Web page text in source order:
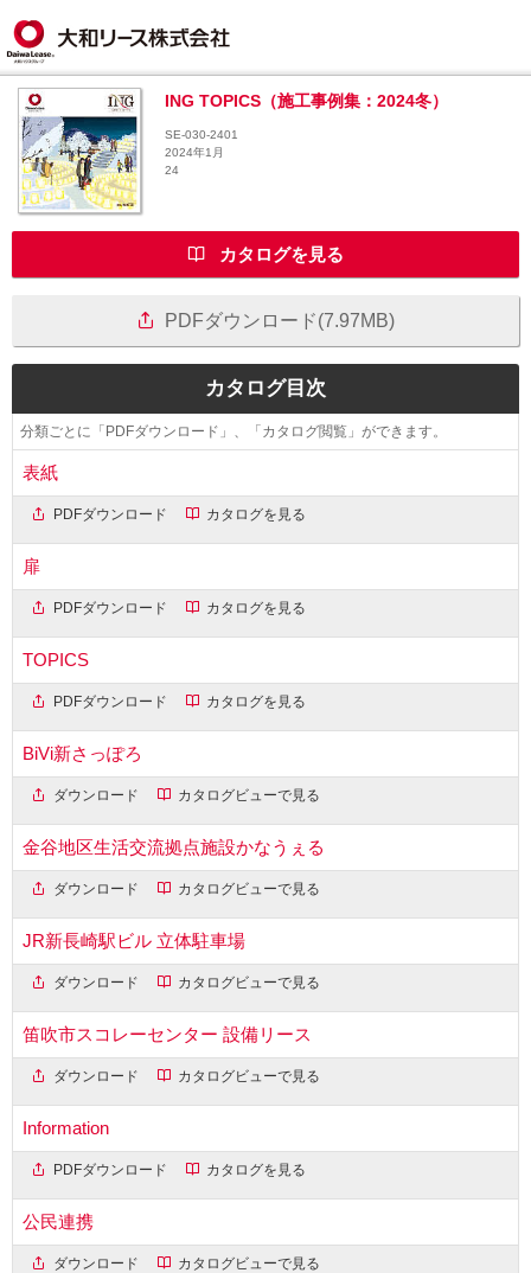
ING TOPICS（施工事例集：2024冬）
SE-030-2401
2024年1月
24
カタログを見る
PDFダウンロード(7.97MB)
カタログ目次
分類ごとに「PDFダウンロード」、「カタログ閲覧」ができます。
表紙
PDFダウンロード カタログを見る
扉
PDFダウンロード カタログを見る
TOPICS
PDFダウンロード カタログを見る
BiVi新さっぽろ
ダウンロード カタログビューで見る
金谷地区生活交流拠点施設かなうぇる
ダウンロード カタログビューで見る
JR新長崎駅ビル 立体駐車場
ダウンロード カタログビューで見る
笛吹市スコレーセンター 設備リース
ダウンロード カタログビューで見る
Information
PDFダウンロード カタログを見る
公民連携
ダウンロード カタログビューで見る